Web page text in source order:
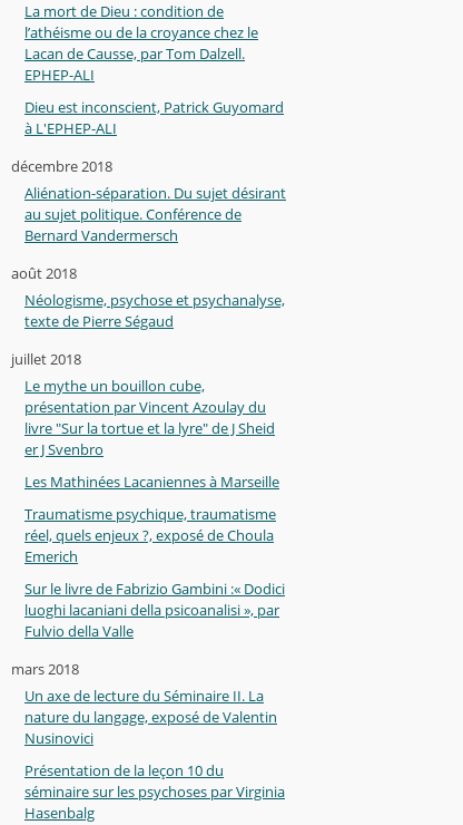
La mort de Dieu : condition de
l’athéisme ou de la croyance chez le
Lacan de Causse, par Tom Dalzell.
EPHEP-ALI
Dieu est inconscient, Patrick Guyomard
à L'EPHEP-ALI
décembre 2018
Aliénation-séparation. Du sujet désirant
au sujet politique. Conférence de
Bernard Vandermersch
août 2018
Néologisme, psychose et psychanalyse,
texte de Pierre Ségaud
juillet 2018
Le mythe un bouillon cube,
présentation par Vincent Azoulay du
livre "Sur la tortue et la lyre" de J Sheid
er J Svenbro
Les Mathinées Lacaniennes à Marseille
Traumatisme psychique, traumatisme
réel, quels enjeux ?, exposé de Choula
Emerich
Sur le livre de Fabrizio Gambini :« Dodici
luoghi lacaniani della psicoanalisi », par
Fulvio della Valle
mars 2018
Un axe de lecture du Séminaire II. La
nature du langage, exposé de Valentin
Nusinovici
Présentation de la leçon 10 du
séminaire sur les psychoses par Virginia
Hasenbalg